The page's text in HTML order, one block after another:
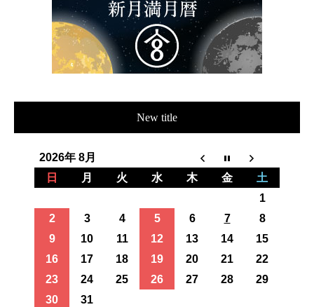
New title
2026年 8月
日
月 火 水 木 金
土
1
2
3 4 5 6 7
8
9
10 11 12 13 14
15
16
17 18 19 20 21
22
23
24 25 26 27 28
29
30
31